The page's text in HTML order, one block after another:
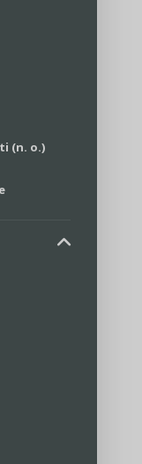
(n. o.)